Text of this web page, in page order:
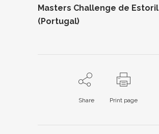
Masters Challenge de Estoril
(Portugal)
Share Print page